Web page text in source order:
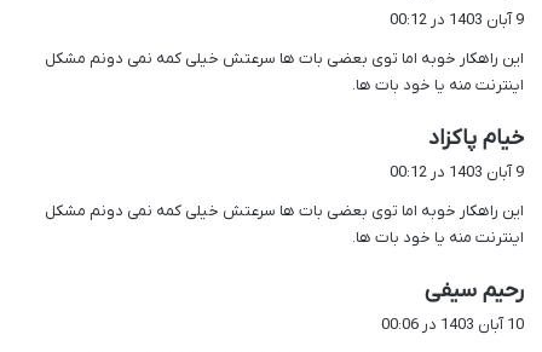
ف
:
9 آبان 1403 در 00:12
این راهکار خوبه اما توی بعضی بات ها سرعتش خیلی کمه نمی دونم مشکل
اینترنت منه یا خود بات ها.
خیام پاکزاد
ف
:
9 آبان 1403 در 00:12
این راهکار خوبه اما توی بعضی بات ها سرعتش خیلی کمه نمی دونم مشکل
اینترنت منه یا خود بات ها.
رحیم سیفی
ف
10 آبان 1403 در 00:06